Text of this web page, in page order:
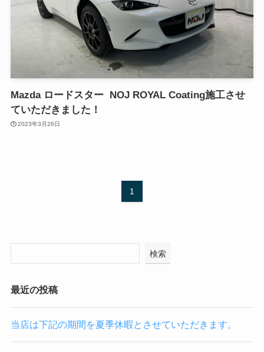
Mazda ロードスター NOJ ROYAL Coating施工させ
ていただきました！
2023年3月26日
1
検索
最近の投稿
当店は下記の期間を夏季休暇とさせていただきます。